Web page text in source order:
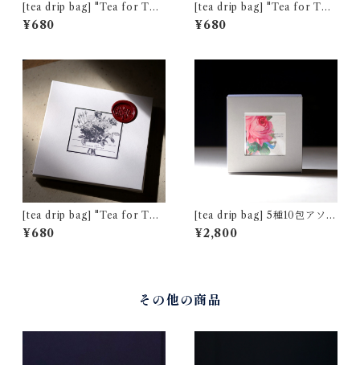
[tea drip bag] "Tea for Tw
o" ネパール ミストヴァレー茶
園 夏摘み [通常パッケージ]
¥680
[tea drip bag] "Tea for Tw
o" ダージリン キャッスルトン
茶園 春摘み [通常パッケージ]
¥680
[tea drip bag] "Tea for Tw
o" プレミアム キームン [通常
パッケージ]
¥680
[tea drip bag] 5種10包アソー
トセット [バレンタインローズ
デザイン]
¥2,800
その他の商品